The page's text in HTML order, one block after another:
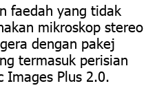
faedah yang tidak
mikroskop stereo
dengan pakej
termasuk perisian
Images Plus 2.0.